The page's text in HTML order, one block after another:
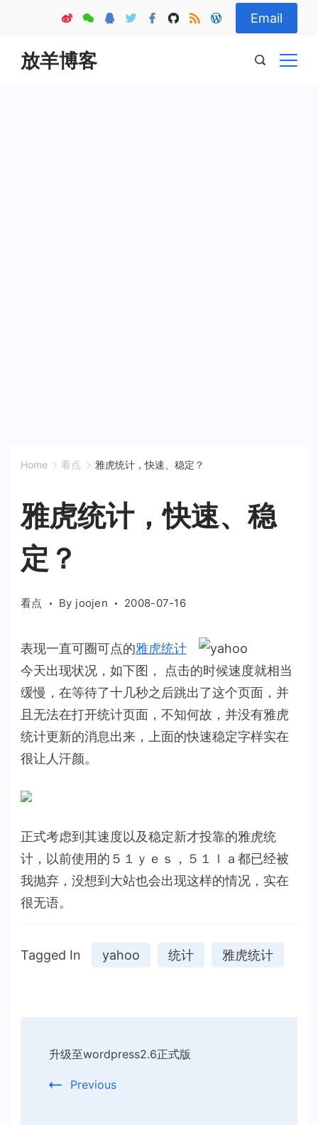
content
Email
放羊博客
Home 看点 雅虎统计，快速、稳定？
雅虎统计，快速、稳
定？
看点 By joojen 2008-07-16
表现一直可圈可点的雅虎统计
今天出现状况，如下图， 点击的时候速度就相当
缓慢，在等待了十几秒之后跳出了这个页面，并
且无法在打开统计页面，不知何故，并没有雅虎
统计更新的消息出来，上面的快速稳定字样实在
很让人汗颜。
正式考虑到其速度以及稳定新才投靠的雅虎统
计，以前使用的５１ｙｅｓ，５１ｌａ都已经被
我抛弃，没想到大站也会出现这样的情况，实在
很无语。
Tagged In yahoo 统计 雅虎统计
Navigation
升级至wordpress2.6正式版
Previous